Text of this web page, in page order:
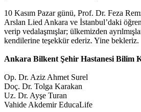
10 Kasım Pazar günü, Prof. Dr. Feza
Arslan Lied Ankara ve İstanbul’daki
verip vedalaşmışlar; ülkemizden
kendilerine teşekkür ederiz. Yine bekleriz.
Ankara Bilkent Şehir Hastanesi Bilim
Op. Dr. Aziz Ahmet Surel
Doç. Dr. Tolga Karakan
Uz. Dr. Ayşe Turan
Vahide Akdemir EducaLife